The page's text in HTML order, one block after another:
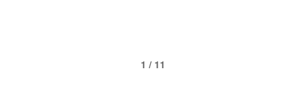
1 / 11